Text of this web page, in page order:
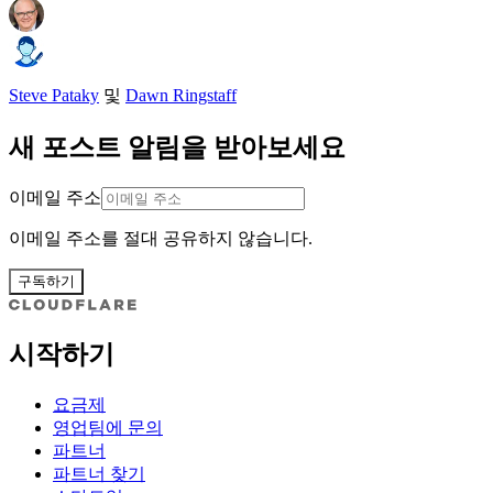
Steve Pataky 및 Dawn Ringstaff
새 포스트 알림을 받아보세요
이메일 주소
이메일 주소를 절대 공유하지 않습니다.
구독하기
시작하기
요금제
영업팀에 문의
파트너
파트너 찾기